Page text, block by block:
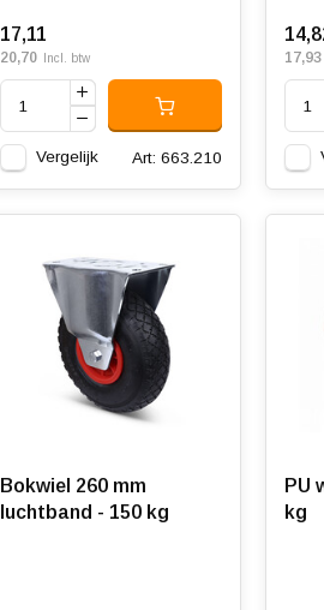
17,11
20,70 Incl. btw
Vergelijk Art: 663.210
17,93
Bokwiel 260 mm
luchtband - 150 kg
PU
kg